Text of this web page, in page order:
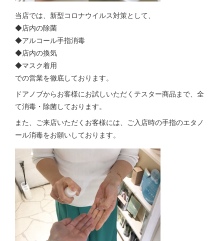
当店では、新型コロナウイルス対策として、
◆店内の除菌
◆アルコール手指消毒
◆店内の換気
◆マスク着用
での営業を徹底しております。
ドアノブからお客様にお試しいただくテスター商品まで、全
て消毒・除菌しております。
また、ご来店いただくお客様には、ご入店時の手指のエタノ
ール消毒をお願いしております。